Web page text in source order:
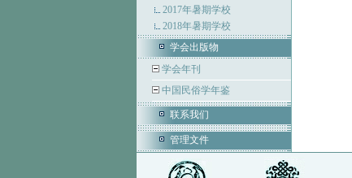
2017年暑期学校
2018年暑期学校
学会出版物
学会年刊
中国民俗学年鉴
联系我们
管理文件